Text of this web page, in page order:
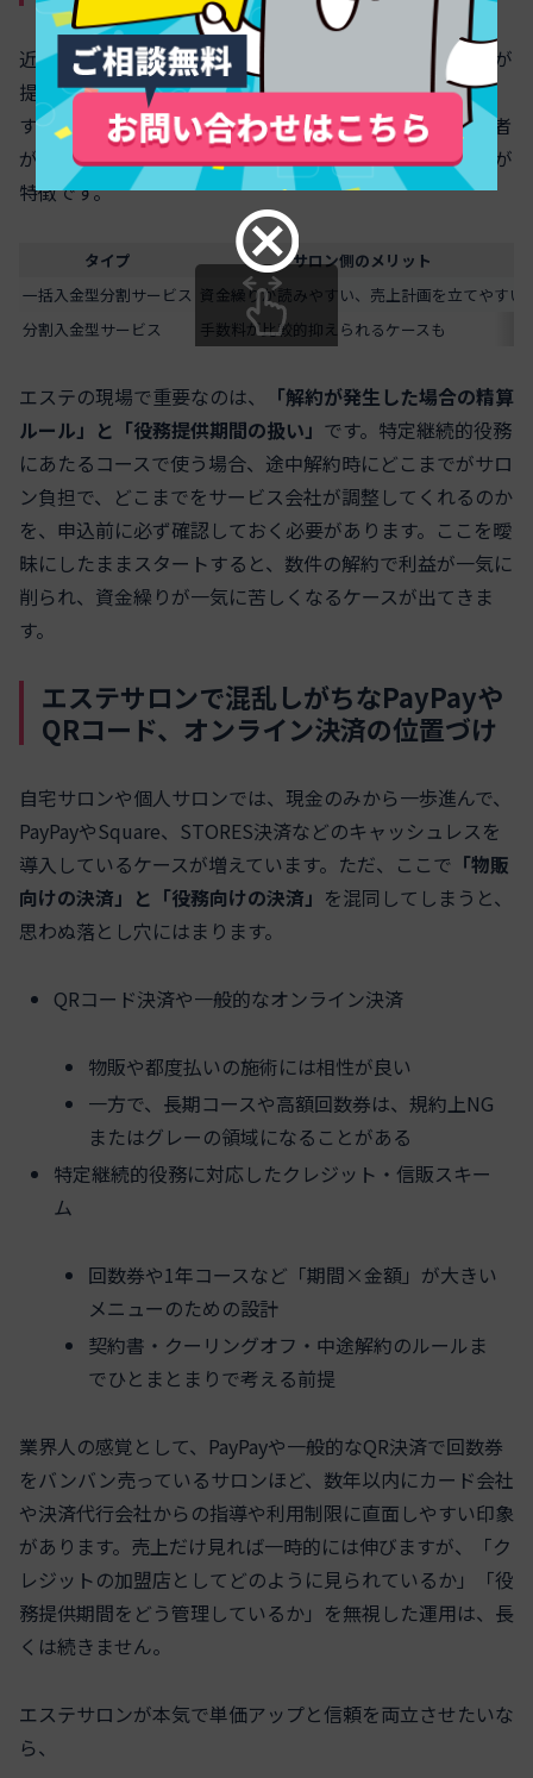
近年増えているのが、決済代行会社や分割決済サービスが
提供する「顧客は分割、店舗は一括入金」のスキームで
す。カード会社や信販会社とは別に、決済サービス事業者
が立替を行う形で、オンライン決済にも対応しやすいのが
特徴です。
タイプ
サロン側のメリット
一括入金型分割サービス 資金繰りが読みやすい、売上計画を立てやすい
分割入金型サービス
手数料が比較的抑えられるケースも
スクロールできます
エステの現場で重要なのは、
「解約が発生した場合の精算
ルール」と「役務提供期間の扱い」 です。特定継続的役務
にあたるコースで使う場合、途中解約時にどこまでがサロ
ン負担で、どこまでをサービス会社が調整してくれるのか
を、申込前に必ず確認しておく必要があります。ここを曖
昧にしたままスタートすると、数件の解約で利益が一気に
削られ、資金繰りが一気に苦しくなるケースが出てきま
す。
エステサロンで混乱しがちなPayPayや
QRコード、オンライン決済の位置づけ
自宅サロンや個人サロンでは、現金のみから一歩進んで、
PayPayやSquare、STORES決済などのキャッシュレスを
導入しているケースが増えています。ただ、ここで 「物販
向けの決済」と「役務向けの決済」 を混同してしまうと、
思わぬ落とし穴にはまります。
QRコード決済や一般的なオンライン決済
物販や都度払いの施術には相性が良い
一方で、長期コースや高額回数券は、規約上NG
またはグレーの領域になることがある
特定継続的役務に対応したクレジット・信販スキー
ム
回数券や1年コースなど「期間×金額」が大きい
メニューのための設計
契約書・クーリングオフ・中途解約のルールま
でひとまとまりで考える前提
業界人の感覚として、PayPayや一般的なQR決済で回数券
をバンバン売っているサロンほど、数年以内にカード会社
や決済代行会社からの指導や利用制限に直面しやすい印象
があります。売上だけ見れば一時的には伸びますが、「ク
レジットの加盟店としてどのように見られているか」「役
務提供期間をどう管理しているか」を無視した運用は、長
くは続きません。
エステサロンが本気で単価アップと信頼を両立させたいな
ら、